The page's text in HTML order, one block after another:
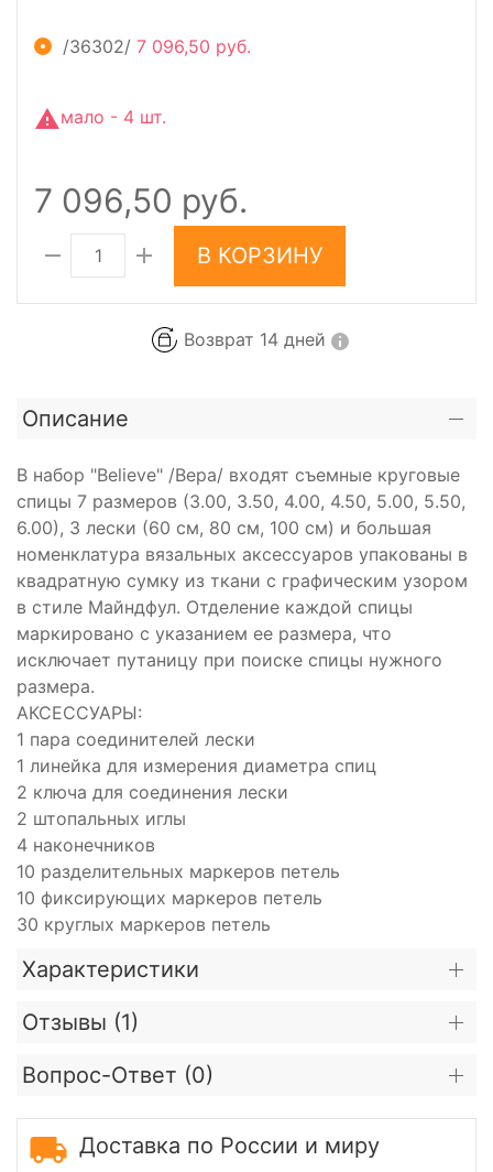
/36302/ 7 096,50 руб.
мало - 4 шт.
7 096,50 руб.
В КОРЗИНУ
Возврат 14 дней
Описание
В набор "Believe" /Вера/ входят съемные круговые
спицы 7 размеров (3.00, 3.50, 4.00, 4.50, 5.00, 5.50,
6.00), 3 лески (60 cм, 80 cм, 100 см) и большая
номенклатура вязальных аксессуаров упакованы в
квадратную сумку из ткани с графическим узором
в стиле Майндфул. Отделение каждой спицы
маркировано с указанием ее размера, что
исключает путаницу при поиске спицы нужного
размера.
АКСЕССУАРЫ:
1 пара соединителей лески
1 линейка для измерения диаметра спиц
2 ключа для соединения лески
2 штопальных иглы
4 наконечников
10 разделительных маркеров петель
10 фиксирующих маркеров петель
30 круглых маркеров петель
Характеристики
Отзывы (1)
Вопрос-Ответ (0)
Доставка по России и миру